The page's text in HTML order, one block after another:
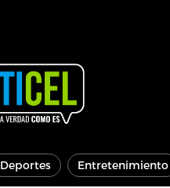
Deportes Entretenimiento